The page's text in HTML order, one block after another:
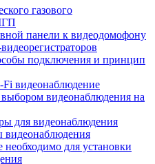
газового
панели к видеодомофону
подключения и принцип
видеонаблюдение
выбором видеонаблюдения на
для видеонаблюдения
необходимо для установки